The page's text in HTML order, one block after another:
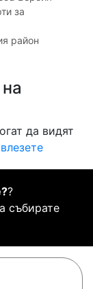
за
район
да видят
?
събирате